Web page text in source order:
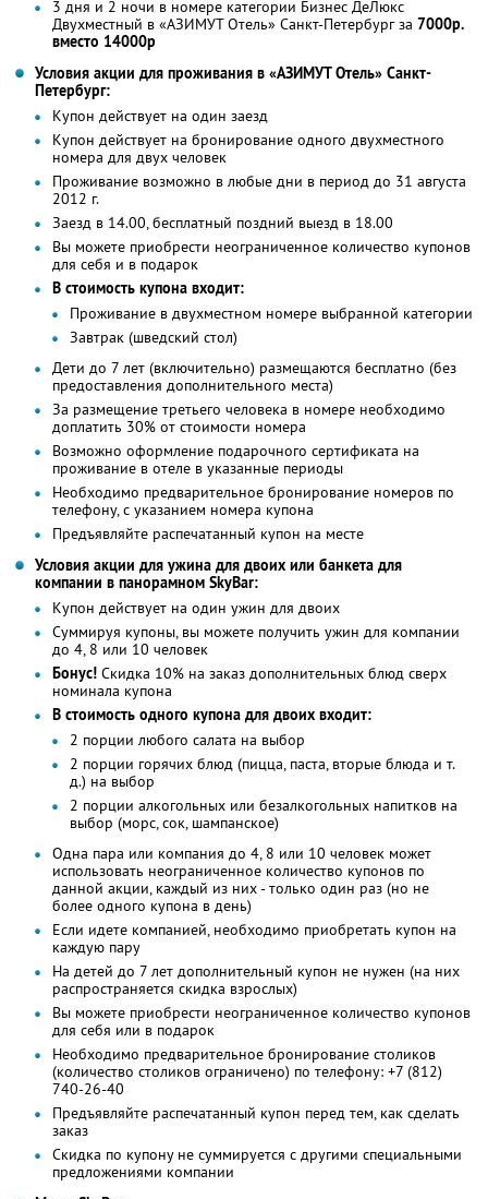
3 дня и 2 ночи в номере категории Бизнес ДеЛюкс
Двухместный в «АЗИМУТ Отель» Санкт-Петербург за 7000р.
вместо 14000р
Условия акции для проживания в «АЗИМУТ Отель» Санкт-
Петербург:
Купон действует на один заезд
Купон действует на бронирование одного двухместного
номера для двух человек
Проживание возможно в любые дни в период до 31 августа
2012 г.
Заезд в 14.00, бесплатный поздний выезд в 18.00
Вы можете приобрести неограниченное количество купонов
для себя и в подарок
В стоимость купона входит:
Проживание в двухместном номере выбранной категории
Завтрак (шведский стол)
Дети до 7 лет (включительно) размещаются бесплатно (без
предоставления дополнительного места)
За размещение третьего человека в номере необходимо
доплатить 30% от стоимости номера
Возможно оформление подарочного сертификата на
проживание в отеле в указанные периоды
Необходимо предварительное бронирование номеров по
телефону, с указанием номера купона
Предъявляйте распечатанный купон на месте
Условия акции для ужина для двоих или банкета для
компании в панорамном SkyBаr:
Купон действует на один ужин для двоих
Суммируя купоны, вы можете получить ужин для компании
до 4, 8 или 10 человек
Бонус! Cкидка 10% на заказ дополнительных блюд сверх
номинала купона
В стоимость одного купона для двоих входит:
2 порции любого салата на выбор
2 порции горячих блюд (пицца, паста, вторые блюда и т.
д.) на выбор
2 порции алкогольных или безалкогольных напитков на
выбор (морс, сок, шампанское)
Одна пара или компания до 4, 8 или 10 человек может
использовать неограниченное количество купонов по
данной акции, каждый из них - только один раз (но не
более одного купона в день)
Если идете компанией, необходимо приобретать купон на
каждую пару
На детей до 7 лет дополнительный купон не нужен (на них
распространяется скидка взрослых)
Вы можете приобрести неограниченное количество купонов
для себя или в подарок
Необходимо предварительное бронирование столиков
(количество столиков ограничено) по телефону: +7 (812)
740-26-40
Предъявляйте распечатанный купон перед тем, как сделать
заказ
Скидка по купону не суммируется с другими специальными
предложениями компании